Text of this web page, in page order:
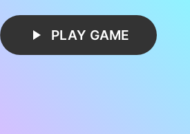
PLAY GAME